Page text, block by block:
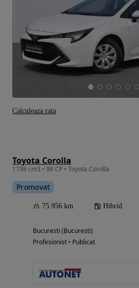
Toyota Corolla
1798 cm3 • 98 CP • Toyota Corolla
Promovat
75 956 km Hibrid
Bucuresti (Bucuresti)
Profesionist • Publicat
Calculeaza rata